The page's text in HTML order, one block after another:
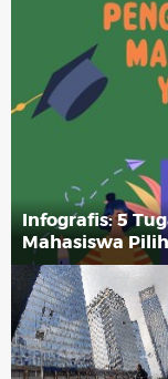
Infografis: 5
Mahasiswa